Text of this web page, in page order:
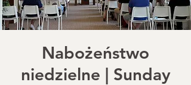
Nabożeństwo
niedzielne | Sunday